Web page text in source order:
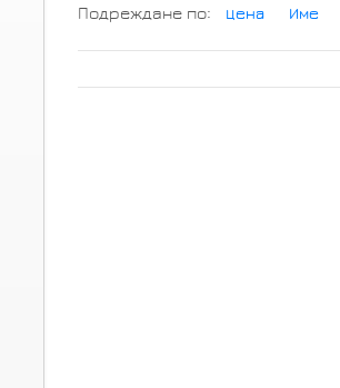
Подреждане по: Цена Име